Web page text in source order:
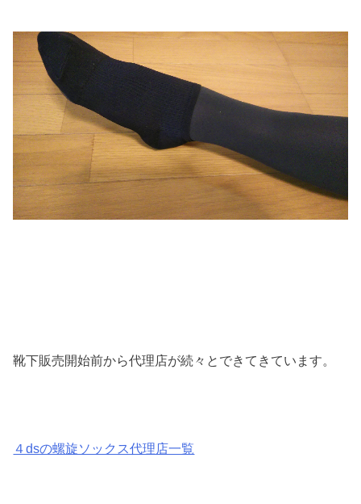
靴下販売開始前から代理店が続々とできてきています。
４dsの螺旋ソックス代理店一覧